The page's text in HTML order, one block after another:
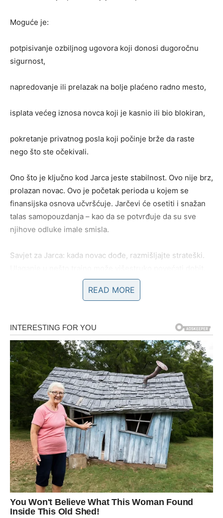
Moguće je:
potpisivanje ozbiljnog ugovora koji donosi dugoročnu
sigurnost,
napredovanje ili prelazak na bolje plaćeno radno mesto,
isplata većeg iznosa novca koji je kasnio ili bio blokiran,
pokretanje privatnog posla koji počinje brže da raste
nego što ste očekivali.
Ono što je ključno kod Jarca jeste stabilnost. Ovo nije brz,
prolazan novac. Ovo je početak perioda u kojem se
finansijska osnova učvršćuje. Jarčevi će osetiti i snažan
talas samopouzdanja – kao da se potvrđuje da su sve
njihove odluke imale smisla.
Savjet za Jarca: kada novac dođe, razmišljajte strateški.
BIK – NEOČEKIVANI PRILIV I
Bikovi su znak koji je prirodno povezan sa materijalnom
sigurnošću, ali poslednjih meseci mnogi su osećali
nestabilnost ili brigu oko troškova. Naredne tri sedmice
donose preokret koji vraća mir.
Može se desiti:
vraćanje većeg duga ili novca koji ste skoro otpisali,
povišica ili promena uslova rada koja povećava prihod,
dobit kroz porodicu, nasledstvo ili poklon,
uspešna investicija ili pametan finansijski potez.
READ MORE